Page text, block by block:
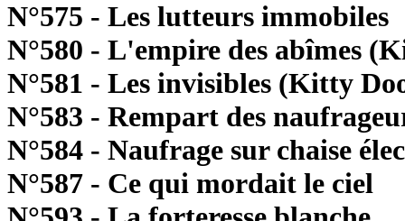
N°575 - Les lutteurs immobiles
N°580 - L'empire des abîmes
N°581 - Les invisibles (Kitty
N°583 - Rempart des
N°584 - Naufrage sur chaise
N°587 - Ce qui mordait le ciel